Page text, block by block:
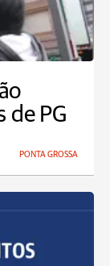
de PG
PONTA GROSSA